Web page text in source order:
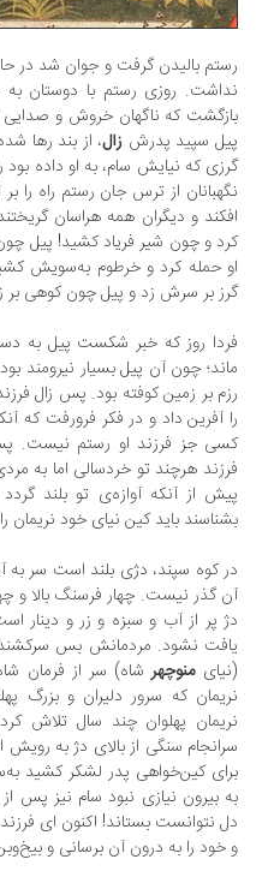
بالیدن گرفت و جوان شد در حالی که
روزی رستم با دوستان به سر
که ناگهان خروش و صدایی او را از
سپید پدرش زال، از بند رها شده و
که نیایش سام، به او داده بود را
از ترس جان رستم راه را بر او
و دیگران همه هراسان گریختند؛
و چون شیر فریاد کشید! پیل چون رستم
حمله کرد و خرطوم به‌سویش کشید تا
بر سرش زد و پیل چون کوهی بر زمین
روز که خبر شکست پیل به دست
چون آن پیل بسیار نیرومند بود و
بر زمین کوفته بود. پس زال فرزند را
آفرین داد و در فکر فرورفت که آنکه کین
جز فرزند او رستم نیست. پس رو
هرچند تو خردسالی اما به مردی و
از آنکه آوازه‌ی تو بلند گردد و
باید کین نیای خود نریمان را
کوه سپند، دژی بلند است سر به آسمان
گذر نیست. چهار فرسنگ بالا و چهار
پر از آب و سبزه و زر و دینار است و
نشود. مردمانش بس سرکشند و
منوچهر شاه) سر از فرمان شاه
که سرور دلیران و بزرگ پهلوانان
پهلوان چند سال تلاش کرد؛ اما
سنگی از بالای دژ به رویش
کین‌خواهی پدر لشکر کشید به‌سوی آن
بیرون نیازی نبود سام نیز پس از
نتوانست بستاند! اکنون ای فرزند
را به درون آن برسانی و بیخ‌وبن آن